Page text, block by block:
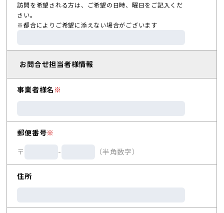
訪問を希望される方は、ご希望の日時、曜日をご記入くだ
さい。
※都合によりご希望に添えない場合がございます
お問合せ担当者様情報
事業者様名 ※
郵便番号※
〒
- （半角数字）
住所